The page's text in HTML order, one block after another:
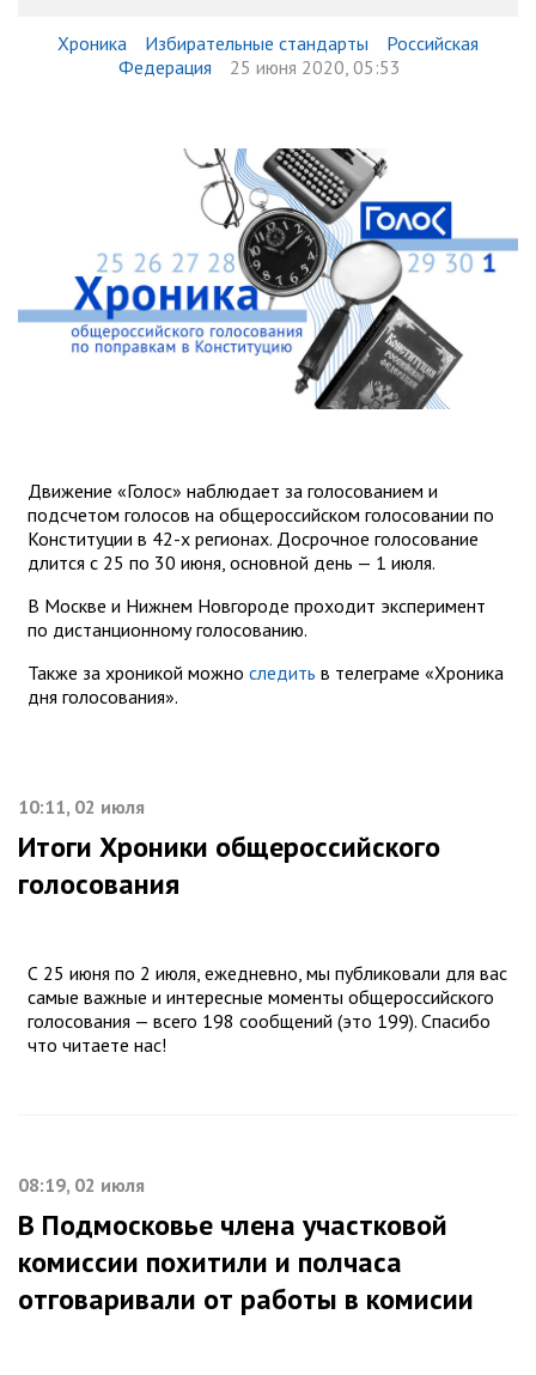
Хроника Избирательные стандарты
Российская
Федерация
25 июня 2020, 05:53
Движение «Голос» наблюдает за голосованием и
подсчетом голосов на общероссийском голосовании по
Конституции в 42-х регионах. Досрочное голосование
длится с 25 по 30 июня, основной день — 1 июля.
В Москве и Нижнем Новгороде проходит эксперимент
по дистанционному голосованию.
Также за хроникой можно следить в телеграме «Хроника
дня голосования».
10:11, 02 июля
Итоги Хроники общероссийского
голосования
С 25 июня по 2 июля, ежедневно, мы публиковали для вас
самые важные и интересные моменты общероссийского
голосования — всего 198 сообщений (это 199). Спасибо
что читаете нас!
08:19, 02 июля
В Подмосковье члена участковой
комиссии похитили и полчаса
отговаривали от работы в комисии